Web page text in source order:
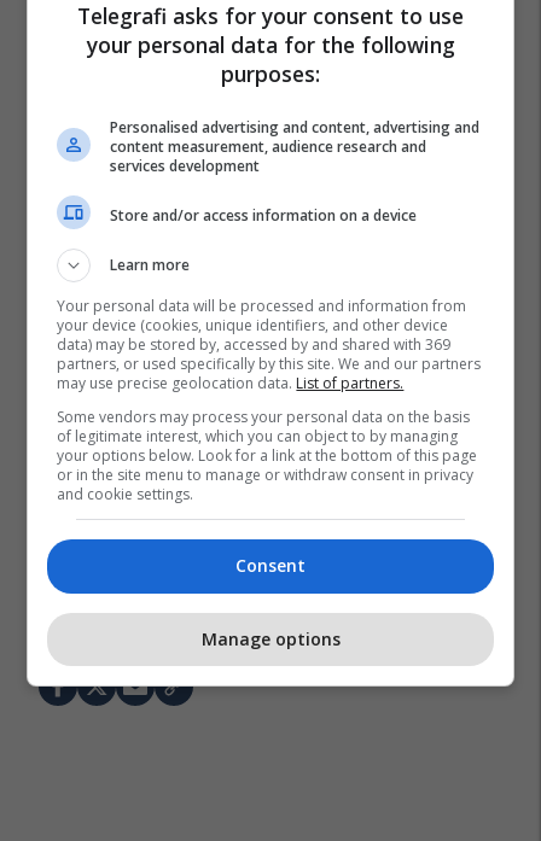
Kanye West Travis Scott
Telegrafi asks for your consent to use
your personal data for the following
purposes:
Personalised advertising and content, advertising and
content measurement, audience research and
services development
Store and/or access information on a device
Learn more
Your personal data will be processed and information from
your device (cookies, unique identifiers, and other device
data) may be stored by, accessed by and shared with 369
partners, or used specifically by this site. We and our partners
may use precise geolocation data. List of partners.
Some vendors may process your personal data on the basis
of legitimate interest, which you can object to by managing
your options below. Look for a link at the bottom of this page
or in the site menu to manage or withdraw consent in privacy
and cookie settings.
Consent
Manage options